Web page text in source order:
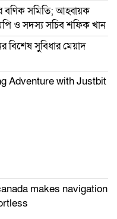
বণিক সমিতি; আহ্বায়ক
ও সদস্য সচিব শফিক খান
বিশেষ সুবিধার মেয়াদ
Adventure with Justbit
makes navigation